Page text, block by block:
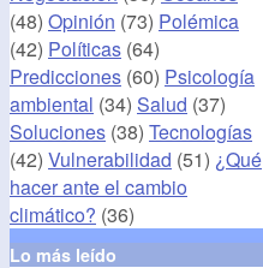
(48) Opinión (73) Polémica
(42) Políticas (64)
Predicciones (60) Psicología
ambiental (34) Salud (37)
Soluciones (38) Tecnologías
(42) Vulnerabilidad (51) ¿Qué
hacer ante el cambio
climático? (36)
Lo más leído